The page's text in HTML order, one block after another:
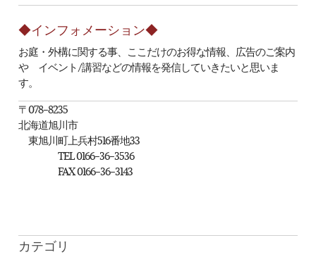
◆インフォメーション◆
お庭・外構に関する事、ここだけのお得な情報、広告のご案内
や イベント/講習などの情報を発信していきたいと思いま
す。
〒078-8235
北海道旭川市
東旭川町上兵村516番地33
TEL 0166-36-3536
FAX 0166-36-3143
カテゴリ